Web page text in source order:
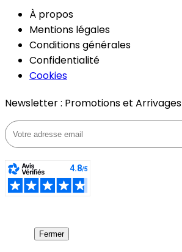
À propos
Mentions légales
Conditions générales
Confidentialité
Cookies
Newsletter : Promotions et Arrivages
Fermer